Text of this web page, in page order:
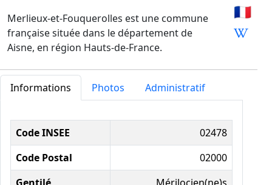
Merlieux-et-Fouquerolles est une commune
française située dans le département de
Aisne, en région Hauts-de-France.
🇫🇷
Informations Photos Administratif
Informations administratives
Code INSEE
02478
Code Postal
02000